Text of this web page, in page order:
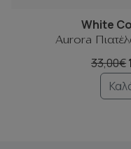
White
Aurora
33,00€